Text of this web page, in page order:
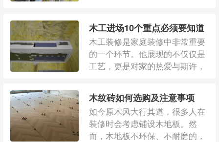
木工进场10个重点必须要知道
木工装修是家庭装修中非常重要
的一个环节。他展现的不仅仅是
工艺，更是对家的热爱与期许，
木纹砖如何选购及注意事项
如今原木风大行其道，很多人在
装修时会考虑铺设木地板。然
而，木地板不环保、不耐磨的，